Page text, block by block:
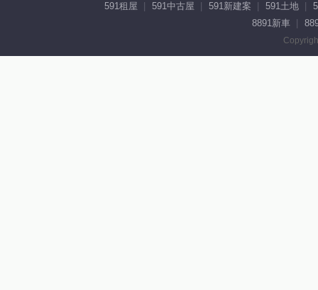
591租屋 591中古屋 591新建案 591土地
8891新車